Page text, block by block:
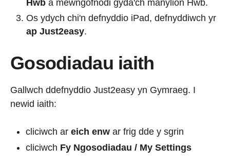
Hwb a mewngofnodi gyda'ch manylion Hwb.
Os ydych chi'n defnyddio iPad, defnyddiwch yr
ap Just2easy.
Gosodiadau iaith
Gallwch ddefnyddio Just2easy yn Gymraeg. I
newid iaith:
cliciwch ar eich enw ar frig dde y sgrin
cliciwch Fy Ngosodiadau / My Settings